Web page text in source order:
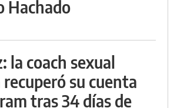
Hachado
la coach sexual
su cuenta
tras 34 días de